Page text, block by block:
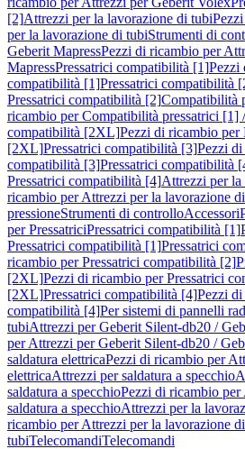
[2]Attrezzi per la lavorazione di tubi
per la lavorazione di tubiStrumenti di
Geberit MapressPezzi di ricambio per
MapressPressatrici compatibilità [1]Pezzi
compatibilità [1]Pressatrici compatibilità
Pressatrici compatibilità [2]Compatibilità
ricambio per Compatibilità pressatrici [1]
compatibilità [2XL]Pezzi di ricambio per
[2XL]Pressatrici compatibilità [3]Pezzi di
compatibilità [3]Pressatrici compatibilità
Pressatrici compatibilità [4]Attrezzi per
ricambio per Attrezzi per la lavorazione
pressioneStrumenti di controlloAccessori
per PressatriciPressatrici compatibilità [1]
Pressatrici compatibilità [1]Pressatrici
ricambio per Pressatrici compatibilità [2]
[2XL]Pezzi di ricambio per Pressatrici
[2XL]Pressatrici compatibilità [4]Pezzi di
compatibilità [4]Per sistemi di pannelli
tubiAttrezzi per Geberit Silent-db20 /
per Attrezzi per Geberit Silent-db20 /
saldatura elettricaPezzi di ricambio per
elettricaAttrezzi per saldatura a specchio
saldatura a specchioPezzi di ricambio per
saldatura a specchioAttrezzi per la
ricambio per Attrezzi per la lavorazione di
tubiTelecomandiTelecomandi